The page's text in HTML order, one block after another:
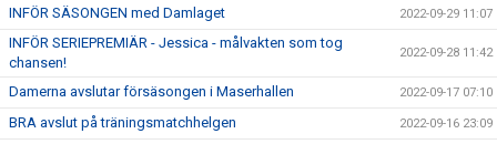
INFÖR SÄSONGEN med Damlaget 2022-09-29 11:07
INFÖR SERIEPREMIÄR - Jessica - målvakten som tog
chansen!
2022-09-28 11:42
Damerna avslutar försäsongen i Maserhallen 2022-09-17 07:10
BRA avslut på träningsmatchhelgen 2022-09-16 23:09